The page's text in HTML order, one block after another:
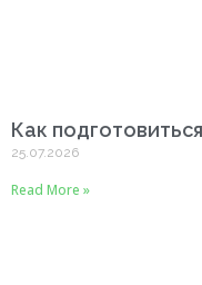
Как
25.07.2026
Read More »